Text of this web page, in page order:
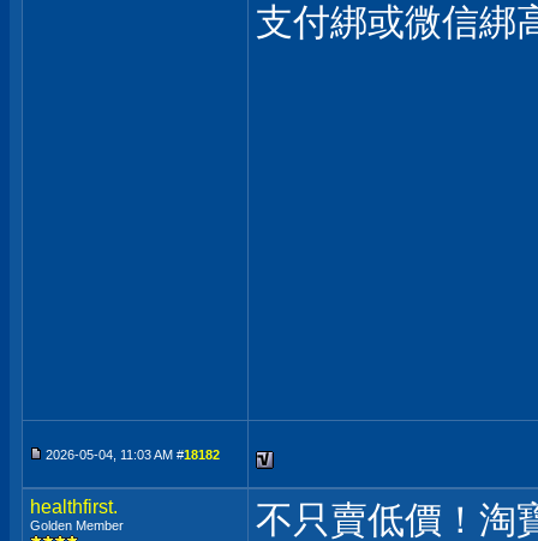
支付綁或微信綁
2026-05-04, 11:03 AM #18182
healthfirst.
Golden Member
不只賣低價！淘